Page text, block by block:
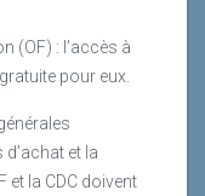
(OF) : l’accès à
pour eux.
et la
et la CDC doivent